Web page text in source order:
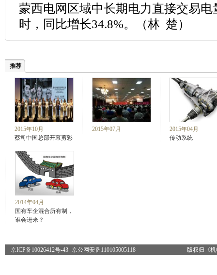
蒙西电网区域中长期电力直接交易电
时，同比增长34.8%。（林 楚）
推荐
2015年10月
蔡司中国总部开幕剪彩
2015年07月
2015年04月
传动系统
2014年04月
国有车企混合所有制，
谁会进来？
版权归《
京ICP备10026412号-43 京公网安备110105005118